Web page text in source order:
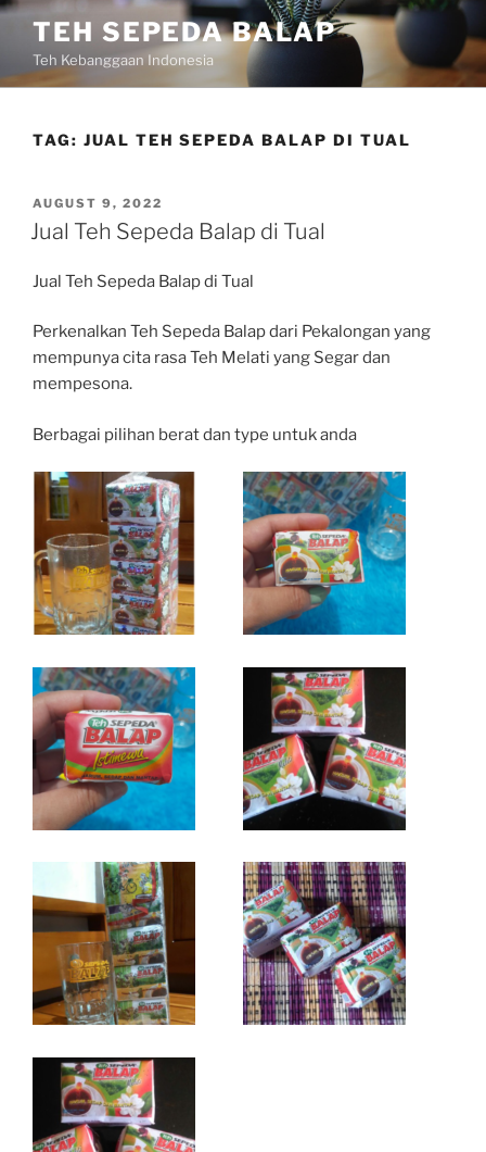
Skip
content
TEH SEPEDA BALAP
Teh Kebanggaan Indonesia
TAG: JUAL TEH SEPEDA BALAP DI TUAL
POSTED
ON
AUGUST 9, 2022
Jual Teh Sepeda Balap di Tual
Jual Teh Sepeda Balap di Tual
Perkenalkan Teh Sepeda Balap dari Pekalongan yang
mempunya cita rasa Teh Melati yang Segar dan
mempesona.
Berbagai pilihan berat dan type untuk anda